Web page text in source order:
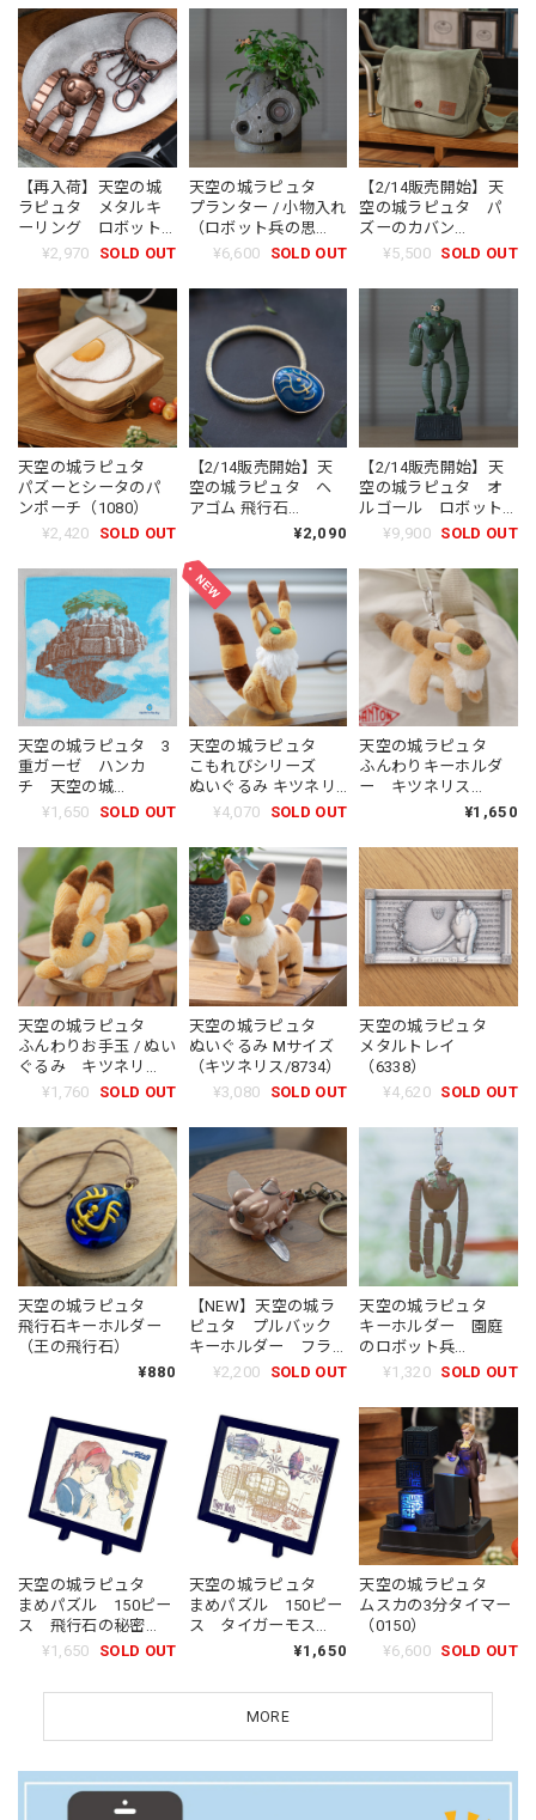
【再入荷】天空の城
ラピュタ メタルキ
ーリング ロボット
兵（3551）
¥2,970 SOLD OUT
天空の城ラピュタ
プランター / 小物入れ
（ロボット兵の思
い/9903）
¥6,600 SOLD OUT
【2/14販売開始】天
空の城ラピュタ パ
ズーのカバン
（8911）
¥5,500 SOLD OUT
天空の城ラピュタ
パズーとシータのパ
ンポーチ（1080）
¥2,420
SOLD OUT
【2/14販売開始】天
空の城ラピュタ ヘ
アゴム 飛行石
¥2,090
【2/14販売開始】天
空の城ラピュタ オ
ルゴール ロボット
兵（5620）
¥9,900 SOLD OUT
天空の城ラピュタ 3
重ガーゼ ハンカ
チ 天空の城
（6628）
¥1,650 SOLD OUT
天空の城ラピュタ
こもれびシリーズ
ぬいぐるみ キツネリ
ス（6337）
¥4,070 SOLD OUT
天空の城ラピュタ
ふんわりキーホルダ
ー キツネリス
¥1,650
天空の城ラピュタ
ふんわりお手玉 / ぬい
ぐるみ キツネリ
ス Sサイズ（4339）
¥1,760 SOLD OUT
天空の城ラピュタ
ぬいぐるみ Mサイズ
（キツネリス/8734）
¥3,080
SOLD OUT
天空の城ラピュタ
メタルトレイ
（6338）
¥4,620 SOLD OUT
天空の城ラピュタ
飛行石キーホルダー
（王の飛行石）
¥880
【NEW】天空の城ラ
ピュタ プルバック
キーホルダー フラ
ップター（9515）
¥2,200 SOLD OUT
天空の城ラピュタ
キーホルダー 園庭
のロボット兵
（6902）
¥1,320 SOLD OUT
天空の城ラピュタ
まめパズル 150ピー
ス 飛行石の秘密
（3898）
¥1,650 SOLD OUT
天空の城ラピュタ
まめパズル 150ピー
ス タイガーモス
¥1,650
天空の城ラピュタ
ムスカの3分タイマー
（0150）
¥6,600 SOLD OUT
MORE